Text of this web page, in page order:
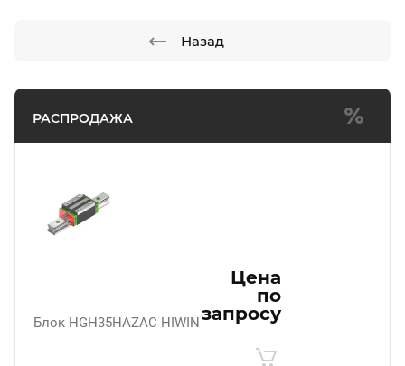
РАСПРОДАЖА
Блок HGH35HAZAC HIWIN
Цена
по
запросу
Назад